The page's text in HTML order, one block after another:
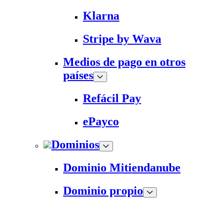
Klarna
Stripe by Wava
Medios de pago en otros
países
Refácil Pay
ePayco
Dominios
Dominio Mitiendanube
Dominio propio